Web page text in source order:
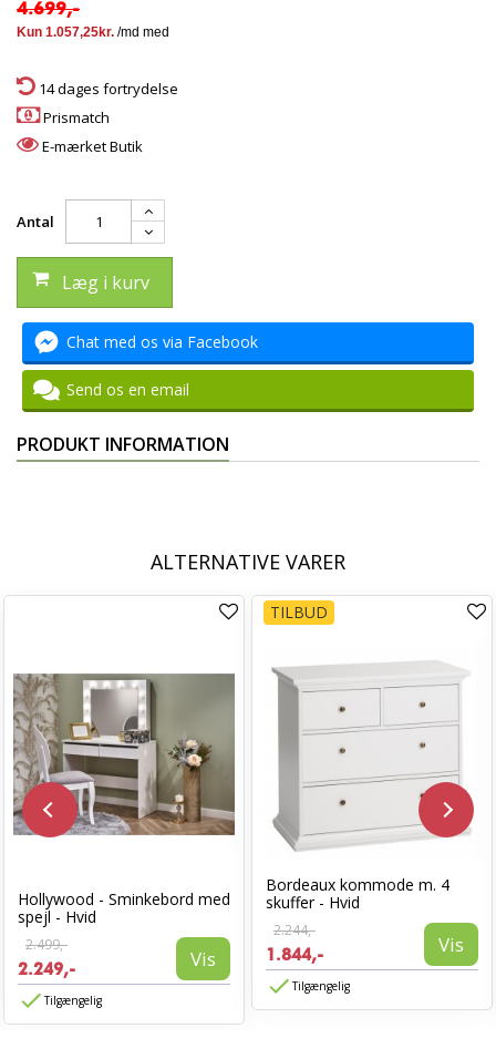
4.699,-
14 dages fortrydelse
Prismatch
E-mærket Butik
Antal
Læg i kurv
Chat med os via Facebook
Send os en email
PRODUKT INFORMATION
ALTERNATIVE VARER
Hollywood - Sminkebord med
spejl - Hvid
2.499,-
2.249,- Vis
Tilgængelig
TILBUD
Bordeaux kommode m. 4
skuffer - Hvid
2.244,-
1.844,- Vis
Tilgængelig